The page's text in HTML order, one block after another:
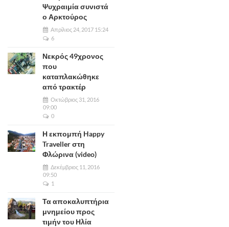
Ψυχραιμία συνιστά
ο Αρκτούρος
Απρίλιος 24, 2017 15:24
6
Νεκρός 49χρονος
που
καταπλακώθηκε
από τρακτέρ
Οκτώβριος 31, 2016
09:00
0
Η εκπομπή Happy
Traveller στη
Φλώρινα (video)
Δεκέμβριος 11, 2016
09:50
1
Τα αποκαλυπτήρια
μνημείου προς
τιμήν του Ηλία